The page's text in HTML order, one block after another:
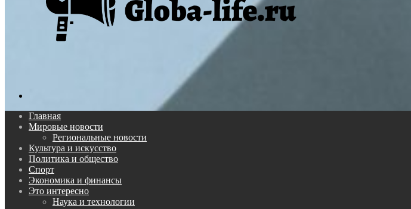
Главная
Мировые новости
Региональные новости
Культура и искусство
Политика и общество
Спорт
Экономика и финансы
Это интересно
Наука и технологии